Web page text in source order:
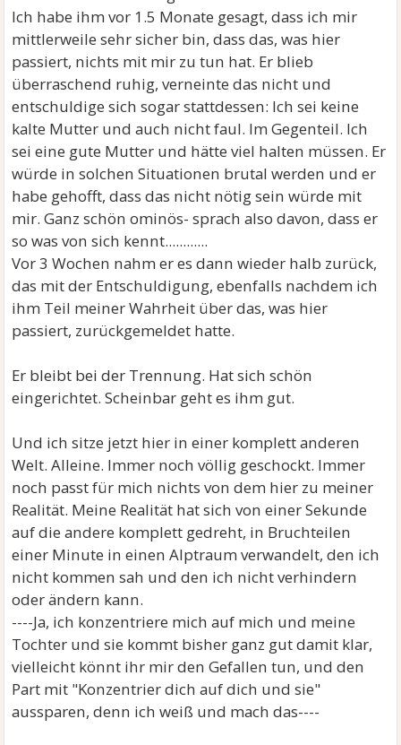
Ich habe ihm vor 1.5 Monate gesagt, dass ich mir
mittlerweile sehr sicher bin, dass das, was hier
passiert, nichts mit mir zu tun hat. Er blieb
überraschend ruhig, verneinte das nicht und
entschuldige sich sogar stattdessen: Ich sei keine
kalte Mutter und auch nicht faul. Im Gegenteil. Ich
sei eine gute Mutter und hätte viel halten müssen. Er
würde in solchen Situationen brutal werden und er
habe gehofft, dass das nicht nötig sein würde mit
mir. Ganz schön ominös- sprach also davon, dass er
so was von sich kennt............
Vor 3 Wochen nahm er es dann wieder halb zurück,
das mit der Entschuldigung, ebenfalls nachdem ich
ihm Teil meiner Wahrheit über das, was hier
passiert, zurückgemeldet hatte.
Er bleibt bei der Trennung. Hat sich schön
eingerichtet. Scheinbar geht es ihm gut.
Und ich sitze jetzt hier in einer komplett anderen
Welt. Alleine. Immer noch völlig geschockt. Immer
noch passt für mich nichts von dem hier zu meiner
Realität. Meine Realität hat sich von einer Sekunde
auf die andere komplett gedreht, in Bruchteilen
einer Minute in einen Alptraum verwandelt, den ich
nicht kommen sah und den ich nicht verhindern
oder ändern kann.
----Ja, ich konzentriere mich auf mich und meine
Tochter und sie kommt bisher ganz gut damit klar,
vielleicht könnt ihr mir den Gefallen tun, und den
Part mit "Konzentrier dich auf dich und sie"
aussparen, denn ich weiß und mach das----